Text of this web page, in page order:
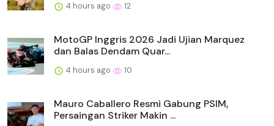
4 hours ago 12
MotoGP Inggris 2026 Jadi Ujian Marquez
dan Balas Dendam Quar...
4 hours ago 10
Mauro Caballero Resmi Gabung PSIM,
Persaingan Striker Makin ...